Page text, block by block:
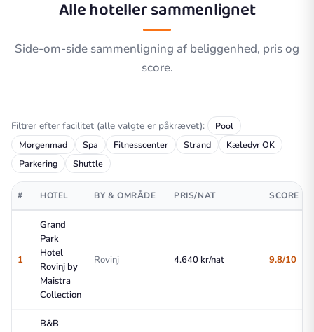
Alle hoteller sammenlignet
Side-om-side sammenligning af beliggenhed, pris og
score.
Filtrer efter facilitet (alle valgte er påkrævet):
Pool
Morgenmad
Spa Fitnesscenter Strand
Kæledyr OK
Parkering
Shuttle
# HOTEL BY & OMRÅDE PRIS/NAT SCORE
1
Grand
Park
Hotel
Rovinj by
Maistra
Collection
Rovinj 4.640 kr/nat 9.8/10
B&B